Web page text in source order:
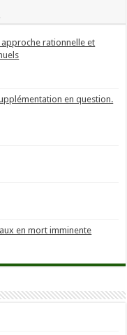
approche rationnelle et
en question.
en mort imminente